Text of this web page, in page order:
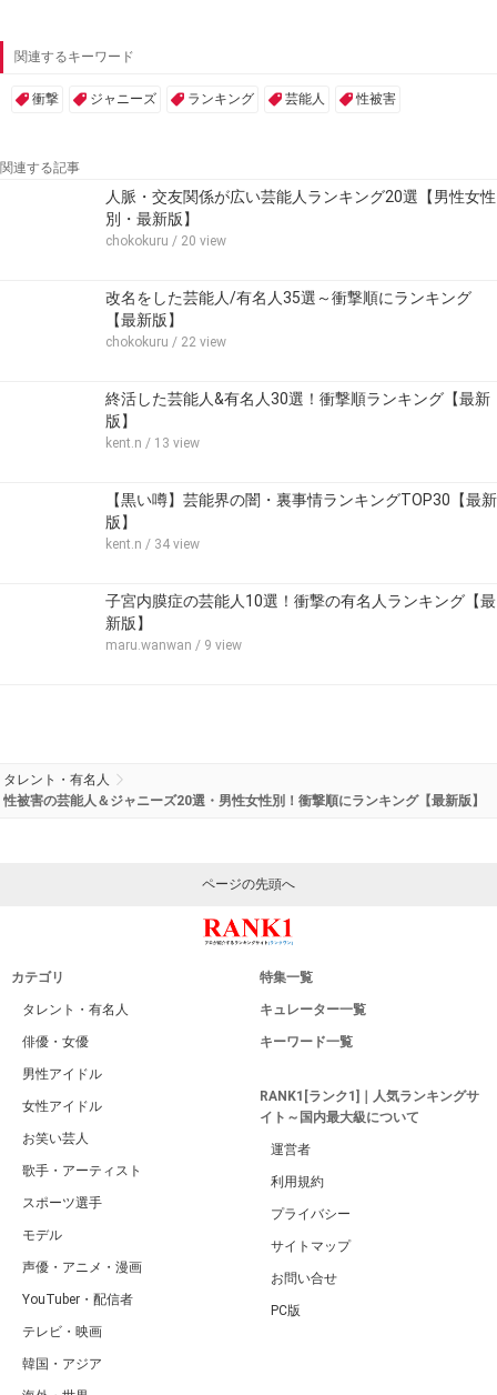
関連するキーワード
衝撃 ジャニーズ ランキング 芸能人 性被害
関連する記事
人脈・交友関係が広い芸能人ランキング20選【男性女性
別・最新版】
chokokuru / 20 view
改名をした芸能人/有名人35選～衝撃順にランキング
【最新版】
chokokuru / 22 view
終活した芸能人&有名人30選！衝撃順ランキング【最新
版】
kent.n / 13 view
【黒い噂】芸能界の闇・裏事情ランキングTOP30【最新
版】
kent.n / 34 view
子宮内膜症の芸能人10選！衝撃の有名人ランキング【最
新版】
maru.wanwan / 9 view
タレント・有名人
性被害の芸能人＆ジャニーズ20選・男性女性別！衝撃順にランキング【最新版】
ページの先頭へ
カテゴリ
タレント・有名人
俳優・女優
男性アイドル
女性アイドル
お笑い芸人
歌手・アーティスト
スポーツ選手
モデル
声優・アニメ・漫画
YouTuber・配信者
テレビ・映画
韓国・アジア
特集一覧
キュレーター一覧
キーワード一覧
RANK1[ランク1]｜人気ランキングサ
イト～国内最大級について
運営者
利用規約
プライバシー
サイトマップ
お問い合せ
PC版